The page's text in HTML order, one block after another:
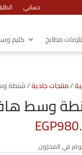
حسابي
مطابخ كليم
/منتجات جلدية/ شنطة
وسط
EGP
في المخزون